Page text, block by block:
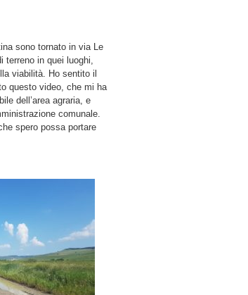
sono tornato in via Le
terreno in quei luoghi,
viabilità. Ho sentito il
questo video, che mi ha
dell’area agraria, e
comunale.
spero possa portare